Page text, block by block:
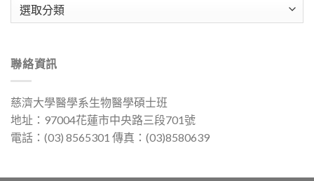
聯絡資訊
慈濟大學醫學系生物醫學碩士班
地址：97004花蓮市中央路三段701號
電話：(03) 8565301 傳真：(03)8580639